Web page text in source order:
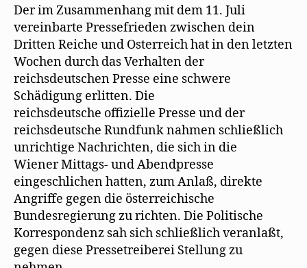
1937
Der im Zusammenhang mit dem 11. Juli
vereinbarte Pressefrieden zwischen dein
Dritten Reiche und Osterreich hat in den letzten
Wochen durch das Verhalten der
reichsdeutschen Presse eine schwere
Schädigung erlitten. Die
reichsdeutsche offizielle Presse und der
reichsdeutsche Rundfunk nahmen schließlich
unrichtige Nachrichten, die sich in die
Wiener Mittags- und Abendpresse
eingeschlichen hatten, zum Anlaß, direkte
Angriffe gegen die österreichische
Bundesregierung zu richten. Die Politische
Korrespondenz sah sich schließlich veranlaßt,
gegen diese Pressetreiberei Stellung zu